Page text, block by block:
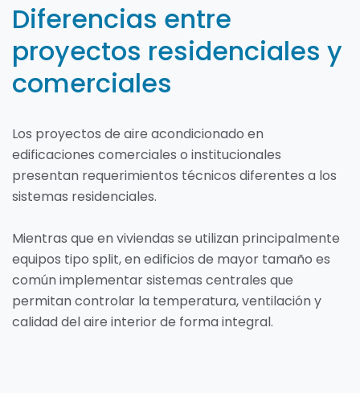
Diferencias entre
proyectos residenciales y
comerciales
Los proyectos de aire acondicionado en
edificaciones comerciales o institucionales
presentan requerimientos técnicos diferentes a los
sistemas residenciales.
Mientras que en viviendas se utilizan principalmente
equipos tipo split, en edificios de mayor tamaño es
común implementar sistemas centrales que
permitan controlar la temperatura, ventilación y
calidad del aire interior de forma integral.